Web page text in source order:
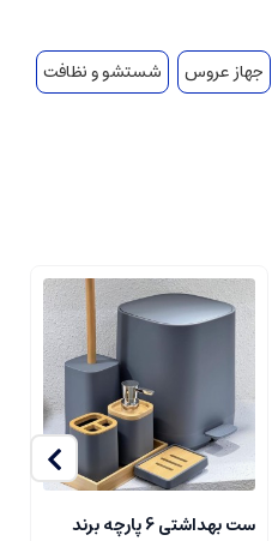
جهاز عروس
شستشو و نظافت
ست بهداشتی 6 پارچه برند